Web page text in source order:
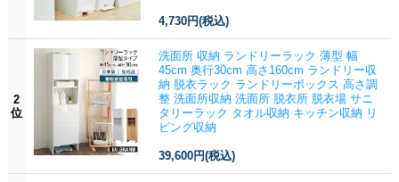
4,730円(税込)
2
位
洗面所 収納 ランドリーラック 薄型 幅
45cm 奥行30cm 高さ160cm ランドリー収
納 脱衣ラック ランドリーボックス 高さ調
整 洗面所収納 洗面所 脱衣所 脱衣場 サニ
タリーラック タオル収納 キッチン収納 リ
ビング収納
39,600円(税込)